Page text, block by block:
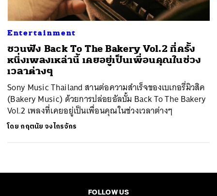
Entertainment
ชวนฟัง Back To The Bakery Vol.2 ที่ครั้ง
หนึ่งเพลงเหล่านี้ เคยอยู่เป็นเพื่อนคุณในช่วง
เวลาต่างๆ
Sony Music Thailand สานต่อความสำเร็จของเบเกอรี่มิวสิค
(Bakery Music) ด้วยการปล่อยอัลบั้ม Back To The Bakery
Vol.2 เพลงที่เคยอยู่เป็นเพื่อนคุณในช่วงเวลาต่างๆ
โดย กฤตนัย จงไกรจักร
FOLLOW US
SHARE TWEET LINE EMAIL